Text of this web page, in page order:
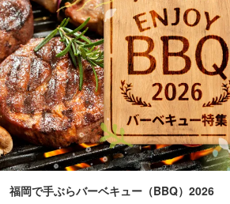
福岡で手ぶらバーベキュー（BBQ）2026